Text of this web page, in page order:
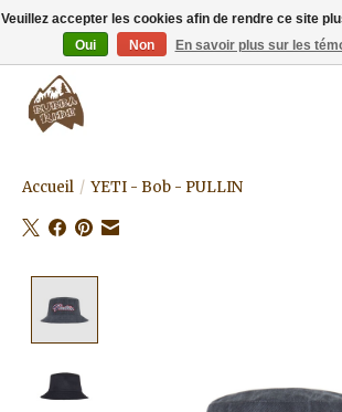
Livraison gratuite à partir de 80€.
Accueil / YETI - Bob - PULLIN
Veuillez accepter les cookies afin de rendre ce site
Oui
Non En savoir plus sur les